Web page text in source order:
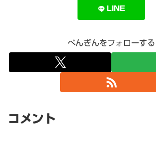
LINE
ぺんぎんをフォローする
コメント